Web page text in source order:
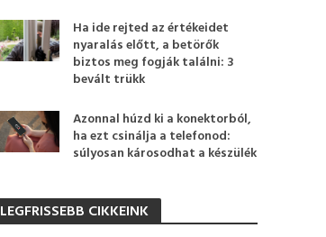
Ha ide rejted az értékeidet
nyaralás előtt, a betörők
biztos meg fogják találni: 3
bevált trükk
Azonnal húzd ki a konektorból,
ha ezt csinálja a telefonod:
súlyosan károsodhat a készülék
LEGFRISSEBB CIKKEINK